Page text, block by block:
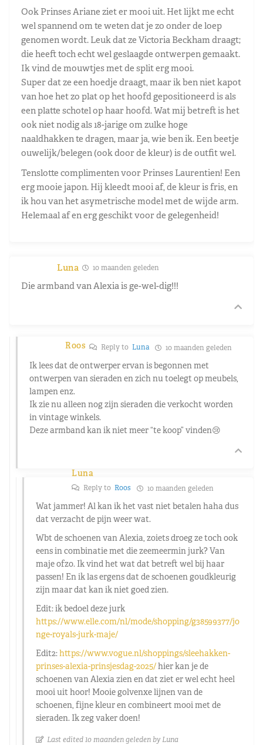
Ook Prinses Ariane ziet er mooi uit. Het lijkt me echt
wel spannend om te weten dat je zo onder de loep
genomen wordt. Leuk dat ze Victoria Beckham draagt;
die heeft toch echt wel geslaagde ontwerpen gemaakt.
Ik vind de mouwtjes met de split erg mooi.
Super dat ze een hoedje draagt, maar ik ben niet kapot
van hoe het zo plat op het hoofd gepositioneerd is als
een platte schotel op haar hoofd. Wat mij betreft is het
ook niet nodig als 18-jarige om zulke hoge
naaldhakken te dragen, maar ja, wie ben ik. Een beetje
ouwelijk/belegen (ook door de kleur) is de outfit wel.
Tenslotte complimenten voor Prinses Laurentien! Een
erg mooie japon. Hij kleedt mooi af, de kleur is fris, en
ik hou van het asymetrische model met de wijde arm.
Helemaal af en erg geschikt voor de gelegenheid!
Luna 10 maanden geleden
Die armband van Alexia is ge-wel-dig!!!
Roos Reply to Luna 10 maanden geleden
Ik lees dat de ontwerper ervan is begonnen met
ontwerpen van sieraden en zich nu toelegt op meubels,
lampen enz.
Ik zie nu alleen nog zijn sieraden die verkocht worden
in vintage winkels.
Deze armband kan ik niet meer “te koop” vinden😢
Luna
Reply to Roos 10 maanden geleden
Wat jammer! Al kan ik het vast niet betalen haha dus
dat verzacht de pijn weer wat.
Wbt de schoenen van Alexia, zoiets droeg ze toch ook
eens in combinatie met die zeemeermin jurk? Van
maje ofzo. Ik vind het wat dat betreft wel bij haar
passen! En ik las ergens dat de schoenen goudkleurig
zijn maar dat kan ik niet goed zien.
Edit: ik bedoel deze jurk
https://www.elle.com/nl/mode/shopping/g38599377/jo
nge-royals-jurk-maje/
Edit2:https://www.vogue.nl/shoppings/sleehakken-
prinses-alexia-prinsjesdag-2025/hier kan je de
schoenen van Alexia zien en dat ziet er wel echt heel
mooi uit hoor! Mooie golvenxe lijnen van de
schoenen, fijne kleur en combineert mooi met de
sieraden. Ik zeg vaker doen!
Last edited 10 maanden geleden by Luna